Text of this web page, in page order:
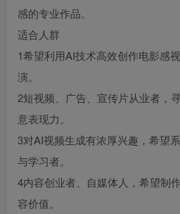
感的专业作品。
适合人群
1希望利用AI技术高效创作电影感
演。
2短视频、广告、宣传片从业者，
意表现力。
3对AI视频生成有浓厚兴趣，希望
与学习者。
4内容创业者、自媒体人，希望制
容价值。